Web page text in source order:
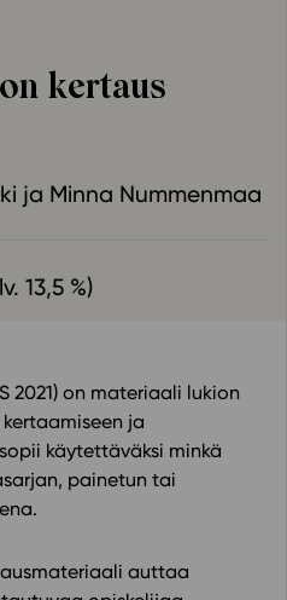
käyttöön
kertaus
Minna Nummenmaa
13,5 %)
2021) on materiaali lukion
ja
käytettäväksi minkä
painetun tai
auttaa